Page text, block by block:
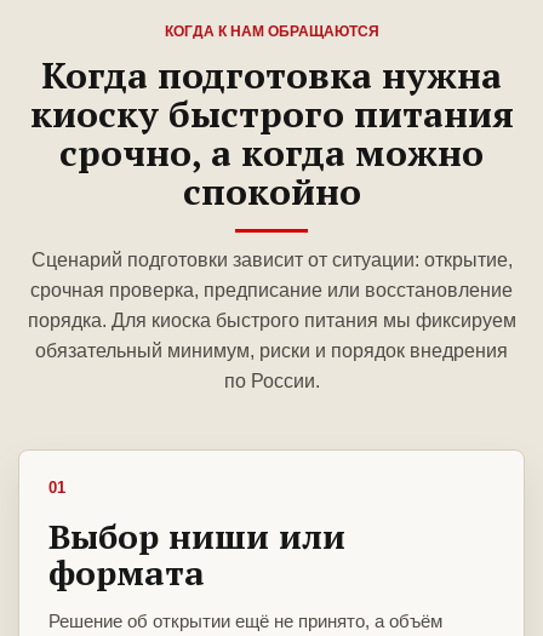
КОГДА К НАМ ОБРАЩАЮТСЯ
Когда подготовка нужна
киоску быстрого питания
срочно, а когда можно
спокойно
Сценарий подготовки зависит от ситуации: открытие,
срочная проверка, предписание или восстановление
порядка. Для киоска быстрого питания мы фиксируем
обязательный минимум, риски и порядок внедрения
по России.
01
Выбор ниши или
формата
Решение об открытии ещё не принято, а объём